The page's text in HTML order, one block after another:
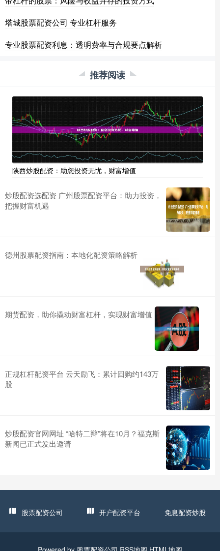
塔城股票配资公司 专业杠杆服务
专业股票配资利息：透明费率与合规要点解析
推荐阅读
陕西炒股配资：助您投资无忧，财富增值
炒股配资选配资 广州股票配资平台：助力投资，
把握财富机遇
德州股票配资指南：本地化配资策略解析
期货配资，助你撬动财富杠杆，实现财富增值
正规杠杆配资平台 云天励飞：累计回购约143万
股
炒股配资官网网址 “哈特二辩”将在10月？福克斯
新闻已正式发出邀请
股票配资公司 开户配资平台 免息配资炒股